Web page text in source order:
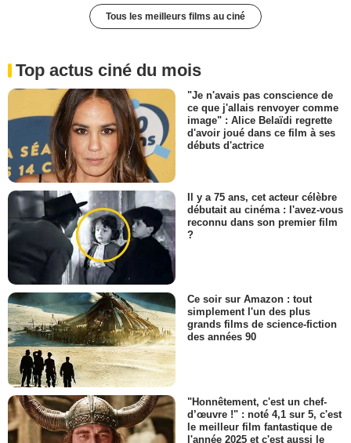
Tous les meilleurs films au ciné
Top actus ciné du mois
"Je n'avais pas conscience de
ce que j'allais renvoyer comme
image" : Alice Belaïdi regrette
d'avoir joué dans ce film à ses
débuts d'actrice
Il y a 75 ans, cet acteur célèbre
débutait au cinéma : l'avez-vous
reconnu dans son premier film
?
Ce soir sur Amazon : tout
simplement l'un des plus
grands films de science-fiction
des années 90
"Honnêtement, c'est un chef-
d’œuvre !" : noté 4,1 sur 5, c'est
le meilleur film fantastique de
l'année 2025 et c'est aussi le